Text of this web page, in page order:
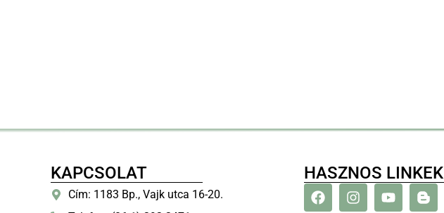
KAPCSOLAT
Cím: 1183 Bp., Vajk utca 16-20.
HASZNOS LINKEK